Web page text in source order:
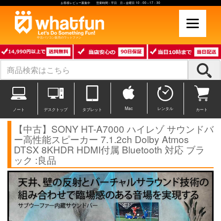
お客様レビュー募集中 営業時間：平日 月～金曜日 10：00～17：30
中古パソコン販売のワットファン
ノート デスクトップ タブレット Mac レンタル カート
【中古】SONY HT-A7000 ハイレゾ サウンドバ
ー高性能スピーカー 7.1.2ch Dolby Atmos
DTSX 8KHDR HDMI付属 Bluetooth 対応 ブラ
ック :良品